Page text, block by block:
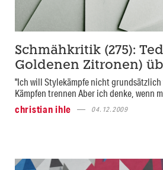
Schmähkritik (275):
Goldenen Zitronen)
"Ich will Stylekämpfe nicht
Kämpfen trennen Aber ich denke, wenn
christian ihle
04.12.2009